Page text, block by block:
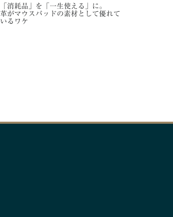
「消耗品」を「一生使える」に。
革がマウスパッドの素材として優れて
いるワケ